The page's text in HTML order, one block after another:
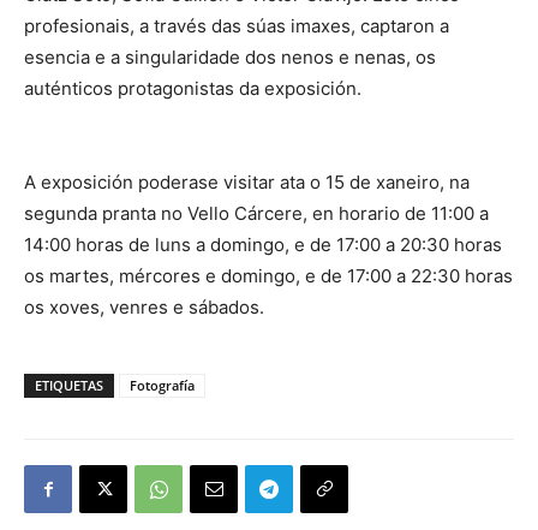
profesionais, a través das súas imaxes, captaron a
esencia e a singularidade dos nenos e nenas, os
auténticos protagonistas da exposición.
A exposición poderase visitar ata o 15 de xaneiro, na
segunda pranta no Vello Cárcere, en horario de 11:00 a
14:00 horas de luns a domingo, e de 17:00 a 20:30 horas
os martes, mércores e domingo, e de 17:00 a 22:30 horas
os xoves, venres e sábados.
ETIQUETAS Fotografía